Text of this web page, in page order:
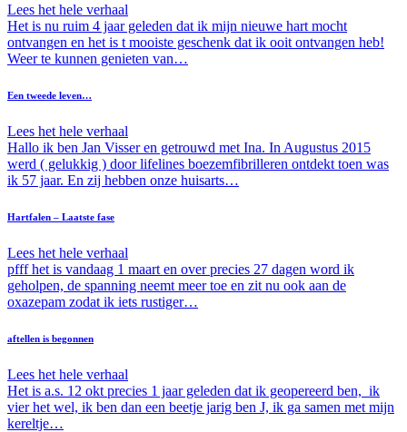
Lees het hele verhaal
Het is nu ruim 4 jaar geleden dat ik mijn nieuwe hart mocht
ontvangen en het is t mooiste geschenk dat ik ooit ontvangen heb!
Weer te kunnen genieten van…
Een tweede leven…
Lees het hele verhaal
Hallo ik ben Jan Visser en getrouwd met Ina. In Augustus 2015
werd ( gelukkig ) door lifelines boezemfibrilleren ontdekt toen was
ik 57 jaar. En zij hebben onze huisarts…
Hartfalen – Laatste fase
Lees het hele verhaal
pfff het is vandaag 1 maart en over precies 27 dagen word ik
geholpen, de spanning neemt meer toe en zit nu ook aan de
oxazepam zodat ik iets rustiger…
aftellen is begonnen
Lees het hele verhaal
Het is a.s. 12 okt precies 1 jaar geleden dat ik geopereerd ben, ik
vier het wel, ik ben dan een beetje jarig ben J, ik ga samen met mijn
kereltje…